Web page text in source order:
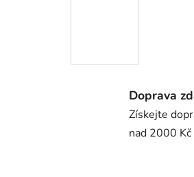
Doprava
Získejte
nad 2000 Kč